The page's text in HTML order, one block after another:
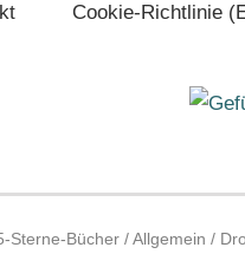
Cookie-Richtlinie
Sterne-Bücher /Allgemein /